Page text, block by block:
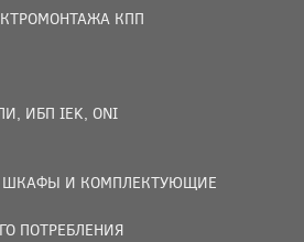
КПП
ИБП IEK, ONI
ШКАФЫ И КОМПЛЕКТУЮЩИЕ
ПОТРЕБЛЕНИЯ